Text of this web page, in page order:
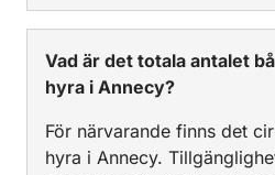
Vad är det totala antalet
hyra i Annecy?
För närvarande finns det
hyra i Annecy.